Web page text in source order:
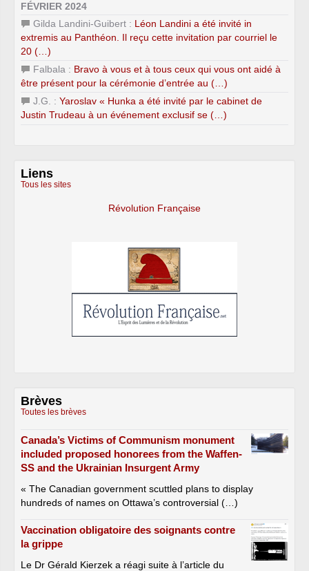
FÉVRIER 2024
Gilda Landini-Guibert : Léon Landini a été invité in
extremis au Panthéon. Il reçu cette invitation par courriel le
20 (…)
Falbala : Bravo à vous et à tous ceux qui vous ont aidé à
être présent pour la cérémonie d’entrée au (…)
J.G. : Yaroslav « Hunka a été invité par le cabinet de
Justin Trudeau à un événement exclusif se (…)
Liens
Tous les sites
Révolution Française
Brèves
Toutes les brèves
Canada’s Victims of Communism monument
included proposed honorees from the Waffen-
SS and the Ukrainian Insurgent Army
« The Canadian government scuttled plans to display
hundreds of names on Ottawa’s controversial (…)
Vaccination obligatoire des soignants contre
la grippe
Le Dr Gérald Kierzek a réagi suite à l’article du